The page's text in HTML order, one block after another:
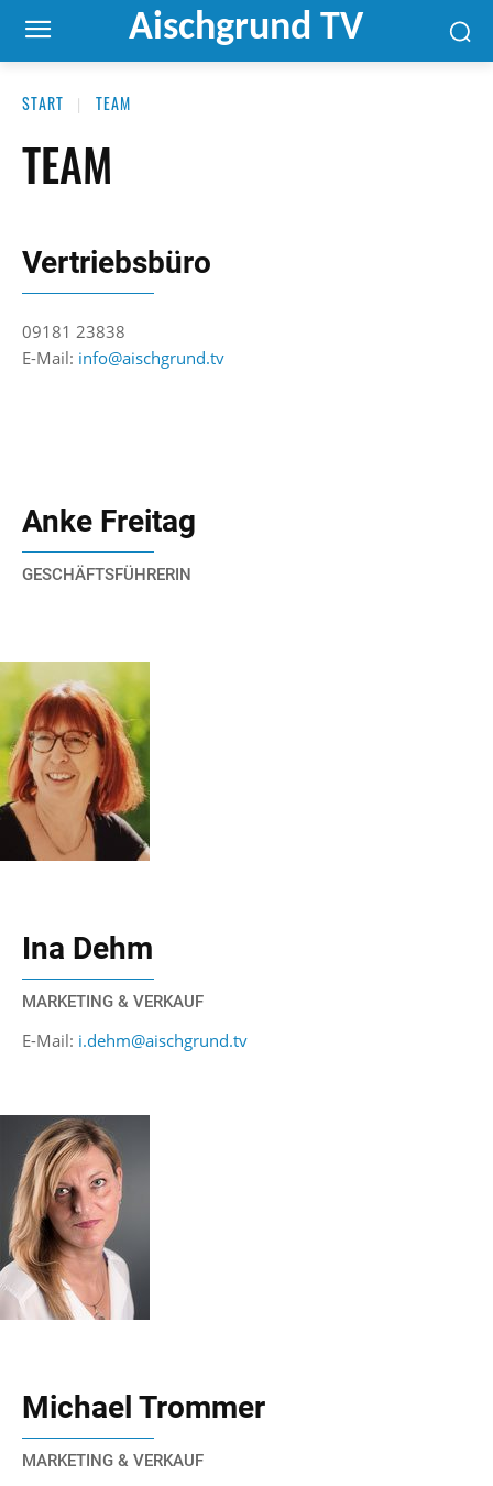
Aischgrund TV
START TEAM
TEAM
Vertriebsbüro
09181 23838
E-Mail: info@aischgrund.tv
Anke Freitag
GESCHÄFTSFÜHRERIN
Ina Dehm
MARKETING & VERKAUF
E-Mail: i.dehm@aischgrund.tv
Michael Trommer
MARKETING & VERKAUF